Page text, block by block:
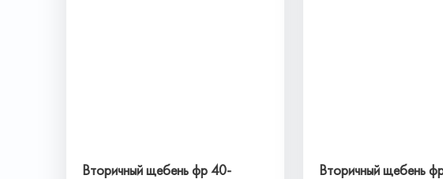
Вторичный щебень фр 40-
Вторичный щебень